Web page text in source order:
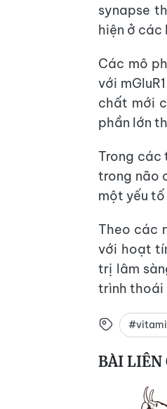
synapse
hiện ở các
Các mô
với
chất mới
phần lớn
Trong các
trong não
một yếu
Theo các
với hoạt
trị lâm
trình thoái
BÀI LIÊN